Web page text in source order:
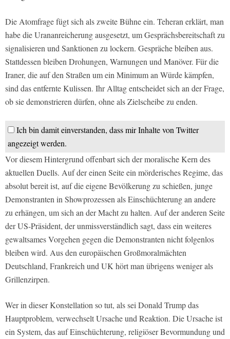
Die Atomfrage fügt sich als zweite Bühne ein. Teheran erklärt, man
habe die Urananreicherung ausgesetzt, um Gesprächsbereitschaft zu
signalisieren und Sanktionen zu lockern. Gespräche bleiben aus.
Stattdessen bleiben Drohungen, Warnungen und Manöver. Für die
Iraner, die auf den Straßen um ein Minimum an Würde kämpfen,
sind das entfernte Kulissen. Ihr Alltag entscheidet sich an der Frage,
ob sie demonstrieren dürfen, ohne als Zielscheibe zu enden.
Ich bin damit einverstanden, dass mir Inhalte von Twitter
angezeigt werden.
Vor diesem Hintergrund offenbart sich der moralische Kern des
aktuellen Duells. Auf der einen Seite ein mörderisches Regime, das
absolut bereit ist, auf die eigene Bevölkerung zu schießen, junge
Demonstranten in Showprozessen als Einschüchterung an andere
zu erhängen, um sich an der Macht zu halten. Auf der anderen Seite
der US-Präsident, der unmissverständlich sagt, dass ein weiteres
gewaltsames Vorgehen gegen die Demonstranten nicht folgenlos
bleiben wird. Aus den europäischen Großmoralmächten
Deutschland, Frankreich und UK hört man übrigens weniger als
Grillenzirpen.
Wer in dieser Konstellation so tut, als sei Donald Trump das
Hauptproblem, verwechselt Ursache und Reaktion. Die Ursache ist
ein System, das auf Einschüchterung, religiöser Bevormundung und